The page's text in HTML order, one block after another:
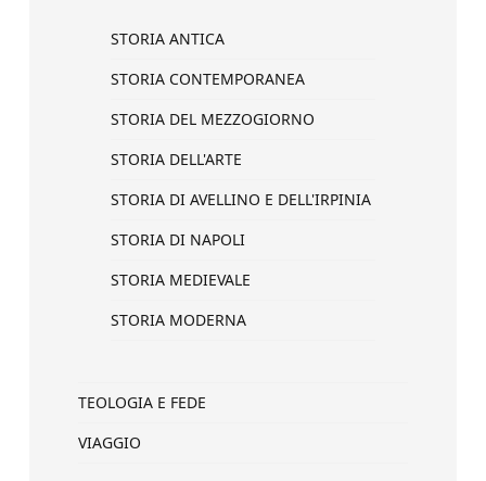
STORIA ANTICA
STORIA CONTEMPORANEA
STORIA DEL MEZZOGIORNO
STORIA DELL'ARTE
STORIA DI AVELLINO E DELL'IRPINIA
STORIA DI NAPOLI
STORIA MEDIEVALE
STORIA MODERNA
TEOLOGIA E FEDE
VIAGGIO